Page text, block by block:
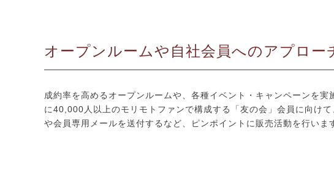
オープンルームや自社会員へのアプロー
成約率を高めるオープンルームや、各種イベント・キャンペーンを実
に40,000人以上のモリモトファンで構成する「友の会」会員に向けて
や会員専用メールを送付するなど、ピンポイントに販売活動を行いま